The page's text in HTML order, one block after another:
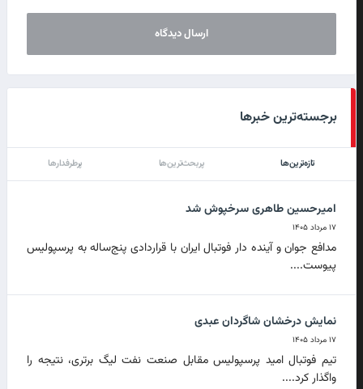
برجسته‌ترین خبرها
تازه‌ترین‌ها پربحث‌ترین‌ها پرطرفدارها
امیرحسین طاهری سرخپوش شد
۱۷ مرداد ۱۴۰۵
مدافع جوان و آینده دار فوتبال ایران با قراردادی پنج‌ساله به پرسپولیس
پیوست....
نمایش درخشان شاگردان عبدی
۱۷ مرداد ۱۴۰۵
تیم فوتبال امید پرسپولیس مقابل صنعت نفت لیگ برتری، نتیجه را
واگذار کرد....